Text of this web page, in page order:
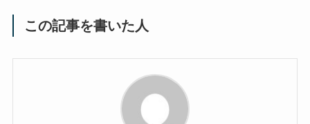
この記事を書いた人